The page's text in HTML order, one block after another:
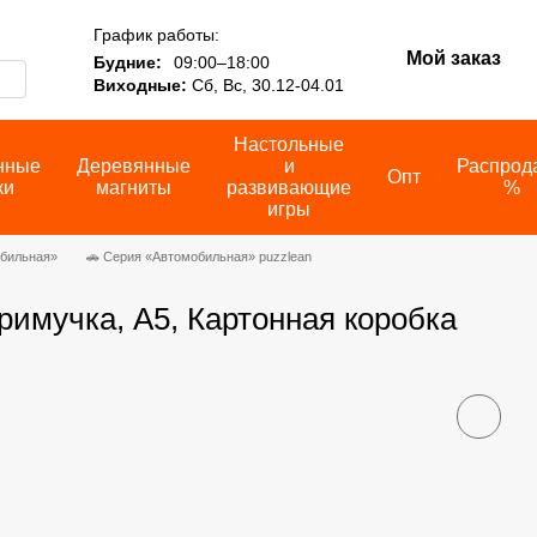
График работы:
Будние:
09:00–18:00
Виходные: Сб, Вс, 30.12-04.01
Мой заказ
Деревянные
магниты
Настольные
и
развивающие
игры
Опт
%
🚗 Серия «Автомобильная» puzzlean
А5, Картонная коробка